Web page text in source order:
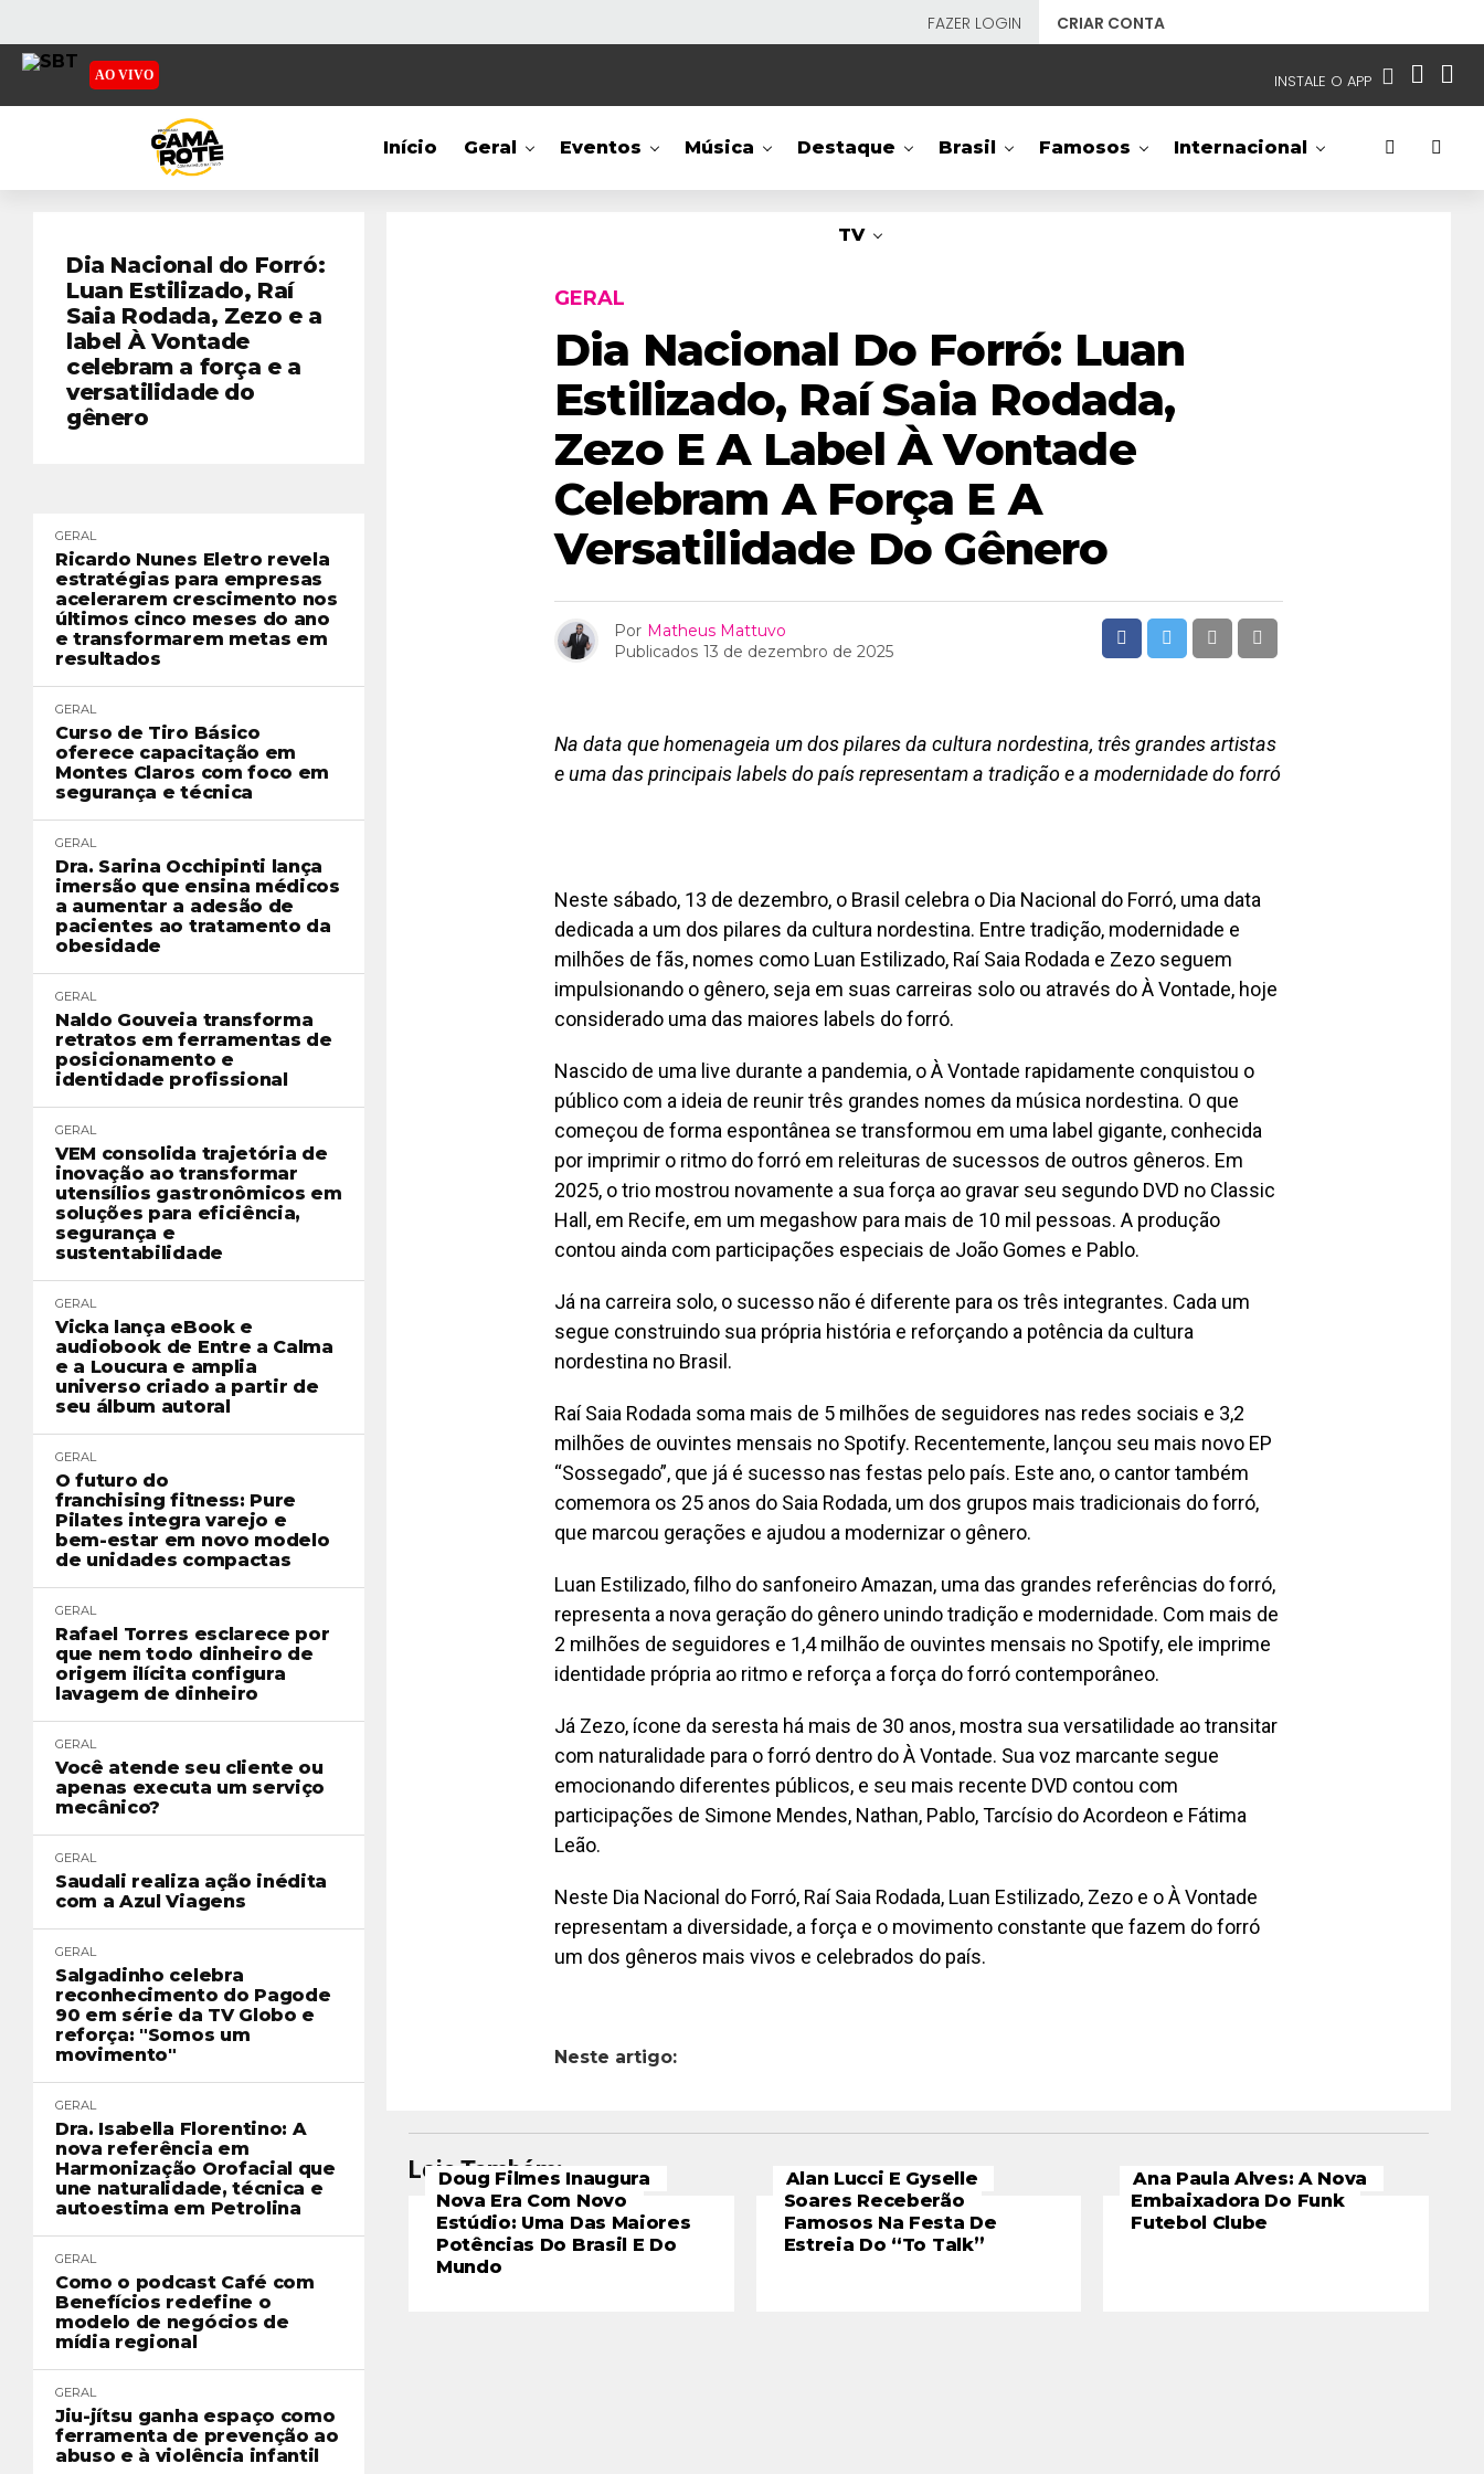
FAZER LOGIN CRIAR CONTA
AO VIVO INSTALE O APP
NOSSAS REDES APP TV SBT
Início Geral Eventos Música Destaque Brasil Famosos Internacional
TV
Dia Nacional do Forró:
Luan Estilizado, Raí
Saia Rodada, Zezo e a
label À Vontade
celebram a força e a
versatilidade do
gênero
GERAL
Ricardo Nunes Eletro revela
estratégias para empresas
acelerarem crescimento nos
últimos cinco meses do ano
e transformarem metas em
resultados
GERAL
Curso de Tiro Básico
oferece capacitação em
Montes Claros com foco em
segurança e técnica
GERAL
Dra. Sarina Occhipinti lança
imersão que ensina médicos
a aumentar a adesão de
pacientes ao tratamento da
obesidade
GERAL
Naldo Gouveia transforma
retratos em ferramentas de
posicionamento e
identidade profissional
GERAL
VEM consolida trajetória de
inovação ao transformar
utensílios gastronômicos em
soluções para eficiência,
segurança e
sustentabilidade
GERAL
Vicka lança eBook e
audiobook de Entre a Calma
e a Loucura e amplia
universo criado a partir de
seu álbum autoral
GERAL
O futuro do
franchising fitness: Pure
Pilates integra varejo e
bem-estar em novo modelo
de unidades compactas
GERAL
Rafael Torres esclarece por
que nem todo dinheiro de
origem ilícita configura
lavagem de dinheiro
GERAL
Você atende seu cliente ou
apenas executa um serviço
mecânico?
GERAL
Saudali realiza ação inédita
com a Azul Viagens
GERAL
Salgadinho celebra
reconhecimento do Pagode
90 em série da TV Globo e
reforça: "Somos um
movimento"
GERAL
Dra. Isabella Florentino: A
nova referência em
Harmonização Orofacial que
une naturalidade, técnica e
autoestima em Petrolina
GERAL
Como o podcast Café com
Benefícios redefine o
modelo de negócios de
mídia regional
GERAL
Jiu-jítsu ganha espaço como
ferramenta de prevenção ao
abuso e à violência infantil
GERAL
Dia Nacional Do Forró: Luan
Estilizado, Raí Saia Rodada,
Zezo E A Label À Vontade
Celebram A Força E A
Versatilidade Do Gênero
Por Matheus Mattuvo
Publicados 13 de dezembro de 2025
Na data que homenageia um dos pilares da cultura nordestina, três grandes artistas
e uma das principais labels do país representam a tradição e a modernidade do forró
Neste sábado, 13 de dezembro, o Brasil celebra o Dia Nacional do Forró, uma data
dedicada a um dos pilares da cultura nordestina. Entre tradição, modernidade e
milhões de fãs, nomes como Luan Estilizado, Raí Saia Rodada e Zezo seguem
impulsionando o gênero, seja em suas carreiras solo ou através do À Vontade, hoje
considerado uma das maiores labels do forró.
Nascido de uma live durante a pandemia, o À Vontade rapidamente conquistou o
público com a ideia de reunir três grandes nomes da música nordestina. O que
começou de forma espontânea se transformou em uma label gigante, conhecida
por imprimir o ritmo do forró em releituras de sucessos de outros gêneros. Em
2025, o trio mostrou novamente a sua força ao gravar seu segundo DVD no Classic
Hall, em Recife, em um megashow para mais de 10 mil pessoas. A produção
contou ainda com participações especiais de João Gomes e Pablo.
Já na carreira solo, o sucesso não é diferente para os três integrantes. Cada um
segue construindo sua própria história e reforçando a potência da cultura
nordestina no Brasil.
Raí Saia Rodada soma mais de 5 milhões de seguidores nas redes sociais e 3,2
milhões de ouvintes mensais no Spotify. Recentemente, lançou seu mais novo EP
“Sossegado”, que já é sucesso nas festas pelo país. Este ano, o cantor também
comemora os 25 anos do Saia Rodada, um dos grupos mais tradicionais do forró,
que marcou gerações e ajudou a modernizar o gênero.
Luan Estilizado, filho do sanfoneiro Amazan, uma das grandes referências do forró,
representa a nova geração do gênero unindo tradição e modernidade. Com mais de
2 milhões de seguidores e 1,4 milhão de ouvintes mensais no Spotify, ele imprime
identidade própria ao ritmo e reforça a força do forró contemporâneo.
Já Zezo, ícone da seresta há mais de 30 anos, mostra sua versatilidade ao transitar
com naturalidade para o forró dentro do À Vontade. Sua voz marcante segue
emocionando diferentes públicos, e seu mais recente DVD contou com
participações de Simone Mendes, Nathan, Pablo, Tarcísio do Acordeon e Fátima
Leão.
Neste Dia Nacional do Forró, Raí Saia Rodada, Luan Estilizado, Zezo e o À Vontade
representam a diversidade, a força e o movimento constante que fazem do forró
um dos gêneros mais vivos e celebrados do país.
Neste artigo:
Leia Também:
Doug Filmes Inaugura
Nova Era Com Novo
Estúdio: Uma Das Maiores
Potências Do Brasil E Do
Mundo
Alan Lucci E Gyselle
Soares Receberão
Famosos Na Festa De
Estreia Do “To Talk”
Ana Paula Alves: A Nova
Embaixadora Do Funk
Futebol Clube